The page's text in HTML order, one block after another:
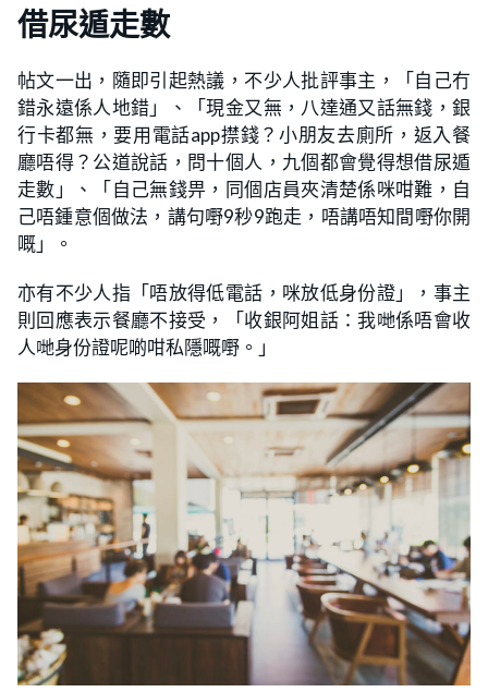
借尿遁走數
帖文一出，隨即引起熱議，不少人批評事主，「自己冇
錯永遠係人地錯」、「現金又無，八達通又話無錢，銀
行卡都無，要用電話app㩒錢？小朋友去廁所，返入餐
廳唔得？公道說話，問十個人，九個都會覺得想借尿遁
走數」、「自己無錢畀，同個店員夾清楚係咪咁難，自
己唔鍾意個做法，講句嘢9秒9跑走，唔講唔知間嘢你開
嘅」。
亦有不少人指「唔放得低電話，咪放低身份證」，事主
則回應表示餐廳不接受，「收銀阿姐話：我哋係唔會收
人哋身份證呢啲咁私隱嘅嘢。」